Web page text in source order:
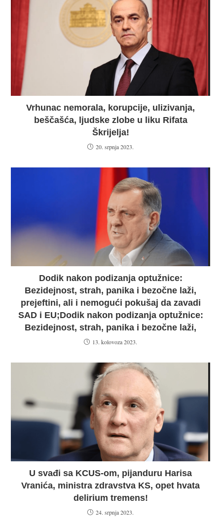
Vrhunac nemorala, korupcije, ulizivanja,
beščašća, ljudske zlobe u liku Rifata
Škrijelja!
20. srpnja 2023.
Dodik nakon podizanja optužnice:
Bezidejnost, strah, panika i bezočne laži,
prejeftini, ali i nemogući pokušaj da zavadi
SAD i EU;Dodik nakon podizanja optužnice:
Bezidejnost, strah, panika i bezočne laži,
13. kolovoza 2023.
U svađi sa KCUS-om, pijanduru Harisa
Vranića, ministra zdravstva KS, opet hvata
delirium tremens!
24. srpnja 2023.